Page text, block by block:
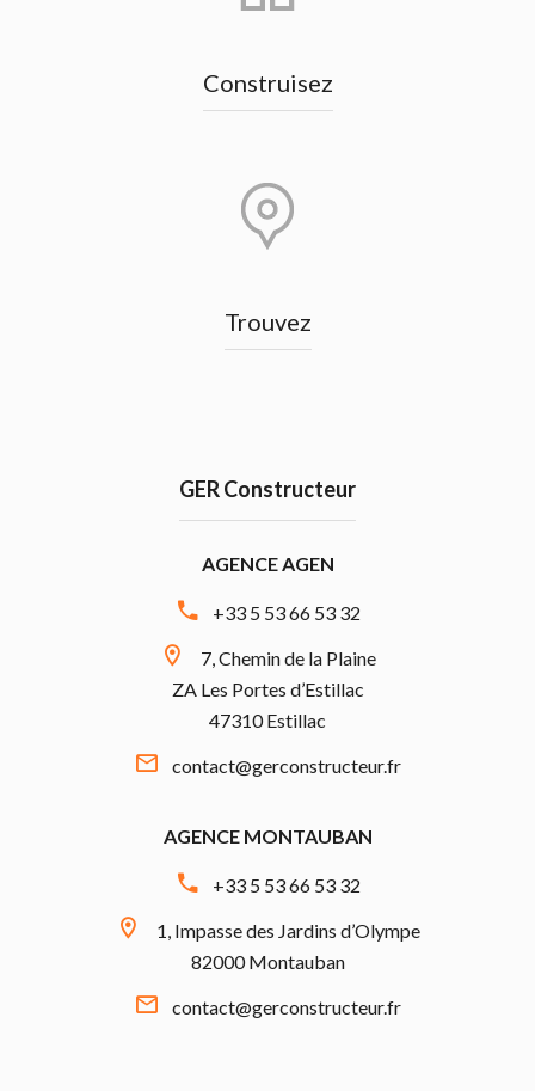
Construisez
Trouvez
GER Constructeur
AGENCE AGEN
+33 5 53 66 53 32
7, Chemin de la Plaine
ZA Les Portes d’Estillac
47310 Estillac
contact@gerconstructeur.fr
AGENCE MONTAUBAN
+33 5 53 66 53 32
1, Impasse des Jardins d’Olympe
82000 Montauban
contact@gerconstructeur.fr